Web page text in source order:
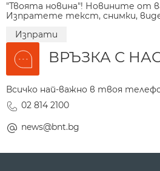
"Твоята новина"! Новините от
Изпратете текст, снимки,
Изпрати
ВРЪЗКА С
Всичко най-важно в твоя
02 814 2100
news@bnt.bg